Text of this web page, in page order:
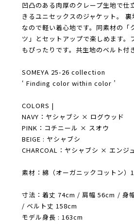
凹凸のある肉厚のクレープ生地で仕
きるユニセックスのジャケット。
なので軽い着心地です。同素材の「
ツ」とセットアップで楽しめます。
もぴったりです。共生地のベルト付き
SOMEYA 25-26 collection
‘ Finding color within color ’
COLORS |
NAVY：ヤシャブシ × ログウッド
PINK：コチニール × スオウ
BEIGE : ヤシャブシ
CHARCOAL：ヤシャブシ × エンジ
素材：綿（オーガニックコットン
寸法：着丈 74cm / 肩幅 56cm / 身
/ ベルト丈 158cm
モデル身長 : 163cm